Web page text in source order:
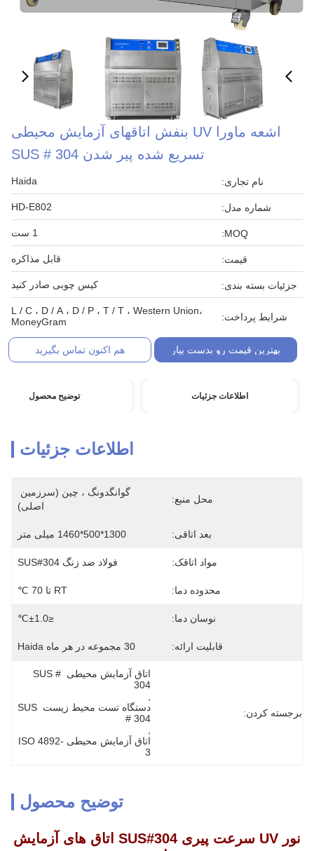
اشعه ماورا UV بنفش اتاقهای آزمایش محیطی
تسریع شده پیر شدن SUS # 304
نام تجاری: Haida
شماره مدل: HD-E802
MOQ: 1 ست
قیمت: قابل مذاکره
جزئیات بسته بندی: کیس چوبی صادر کنید
شرایط پرداخت:
L / C ، D / A ، D / P ، T / T ، Western Union،
MoneyGram
بهترین قیمت رو بدست بیار هم اکنون تماس بگیرید
اطلاعات جزئیات توضیح محصول
اطلاعات جزئیات
محل منبع:
اصلی)
بعد اتاقی: 1300*500*1460 میلی متر
مواد اتاقک: فولاد ضد زنگ SUS#304
محدوده دما: RT تا 70 ℃
نوسان دما: ≤±1.0℃
قابلیت ارائه: 30 مجموعه در هر ماه Haida
برجسته کردن:
اتاق آزمایش محیطی SUS #
304
دستگاه تست محیط زیست SUS
# 304
اتاق آزمایش محیطی ISO 4892-
3
توضیح محصول
نور UV سرعت پیری SUS#304 اتاق های آزمایش